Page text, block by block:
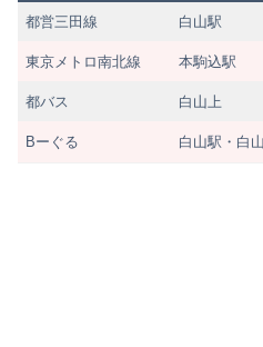
都営三田線 白山駅
東京メトロ南北線 本駒込駅
都バス 白山上
Bーぐる 白山駅・白